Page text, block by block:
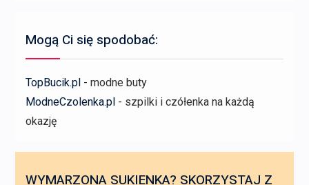
Mogą Ci się spodobać:
TopBucik.pl - modne buty
ModneCzolenka.pl - szpilki i czółenka na każdą
okazję
WYMARZONA SUKIENKA? SKORZYSTAJ Z